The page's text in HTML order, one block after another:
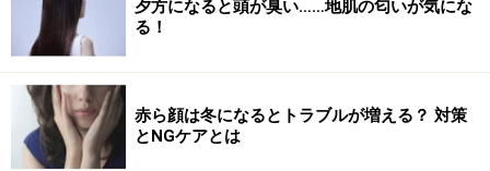
もしあなたが疲れて元気がない状態であれば、身支度や
心構えが必要ない、気楽な関係の友人と会うことから始
夕方になると頭が臭い……地肌の匂いが気にな
る！
赤ら顔は冬になるとトラブルが増える？ 対策
とNGケアとは